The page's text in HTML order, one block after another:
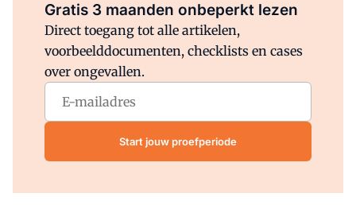
Gratis 3 maanden onbeperkt lezen
Direct toegang tot alle artikelen,
voorbeelddocumenten, checklists en cases
over ongevallen.
Start jouw proefperiode